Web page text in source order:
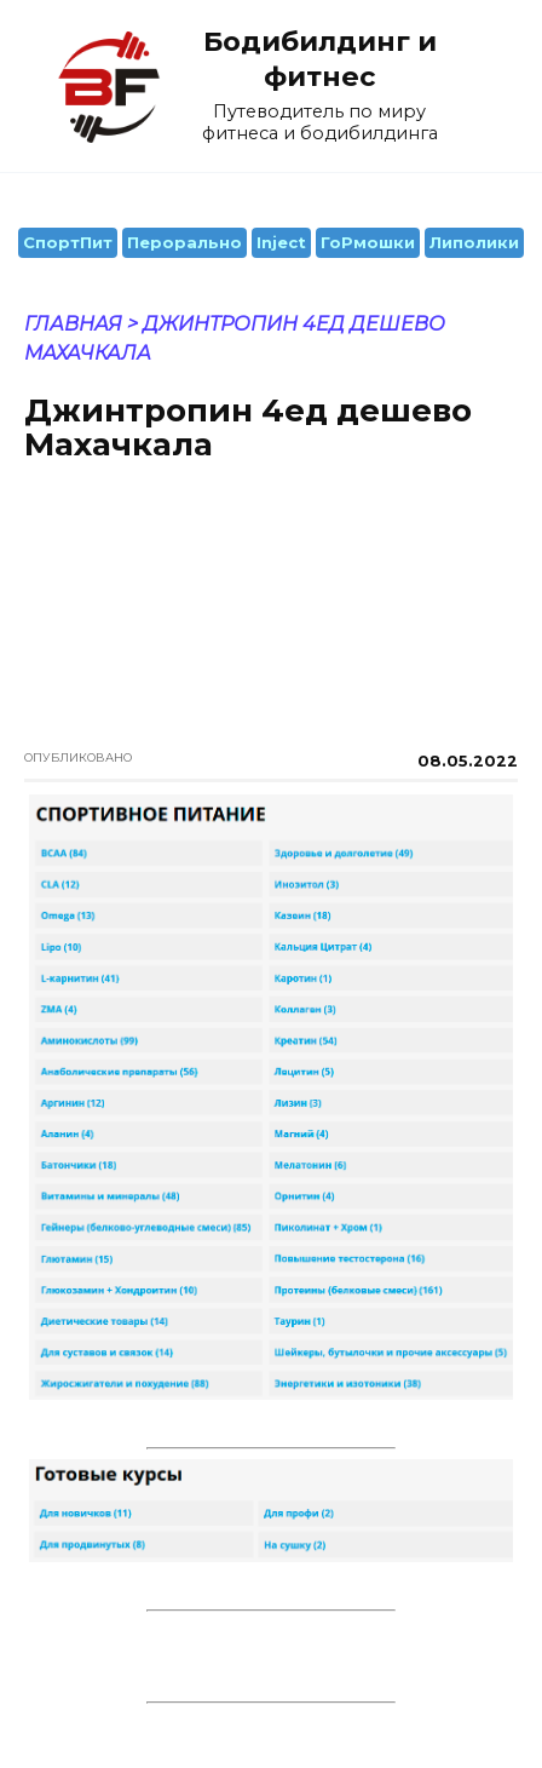
содержанию
Бодибилдинг и
фитнес
Путеводитель по миру
фитнеса и бодибилдинга
СпортПит Перорально Inject ГоРмошки Липолики
ГЛАВНАЯ >ДЖИНТРОПИН 4ЕД ДЕШЕВО МАХАЧКАЛА
Джинтропин 4ед дешево
Махачкала